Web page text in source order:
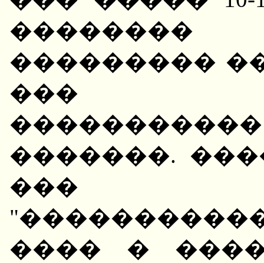
���������
���
�������.
���
���� �